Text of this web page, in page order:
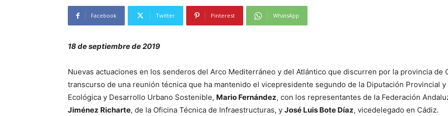
Facebook Twitter Pinterest WhatsApp
18 de septiembre de 2019
Nuevas actuaciones en los senderos del Arco Mediterráneo y del Atlántico que discurren por la provincia de
transcurso de una reunión técnica que ha mantenido el vicepresidente segundo de la Diputación Provincial
Ecológica y Desarrollo Urbano Sostenible, Mario Fernández, con los representantes de la Federación
Jiménez Richarte, de la Oficina Técnica de Infraestructuras, y José Luis Bote Díaz, vicedelegado en Cádiz.